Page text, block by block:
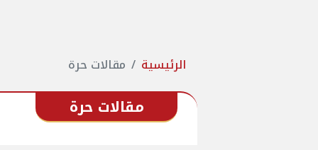
الرئيسية مقالات حرة
مقالات حرة